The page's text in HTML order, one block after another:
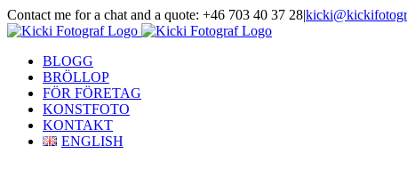
Skip
to
Contact me for a chat and a quote: +46 703 40 37 28|
Instagram
Facebook
BLOGG
BRÖLLOP
FÖR FÖRETAG
KONSTFOTO
KONTAKT
ENGLISH